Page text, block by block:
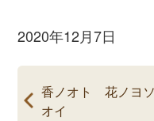
2020年12月7日
香ノオト 花ノヨソ
オイ